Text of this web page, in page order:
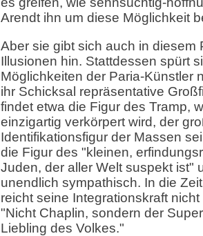
Arendt ihn um diese Möglichkeit
Aber sie gibt sich auch in diesem
Illusionen hin. Stattdessen spürt
Möglichkeiten der Paria-Künstler
ihr Schicksal repräsentative
findet etwa die Figur des Tramp,
einzigartig verkörpert wird, der
Identifikationsfigur der Massen
die Figur des "kleinen,
Juden, der aller Welt suspekt ist"
unendlich sympathisch. In die
reicht seine Integrationskraft
"Nicht Chaplin, sondern der
Liebling des Volkes."